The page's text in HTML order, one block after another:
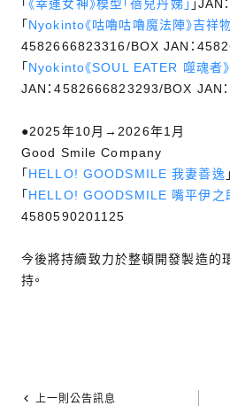
「《幸運女神》模型「蓓兒丹娣」 」
「 Nyokinto《咕嚕咕嚕魔法陣》吉祥物
4582666823316/BOX JAN：
「 Nyokinto《SOUL EATER 噬魂者》
JAN：4582666823293/BOX JAN
●2025年10月→2026年1月
Good Smile Company
「 HELLO! GOODSMILE 我妻善逸
「 HELLO! GOODSMILE 嘴平伊之
4580590201125
今後將持續致力於整頓開發製造的
持。
上一則公告訊息